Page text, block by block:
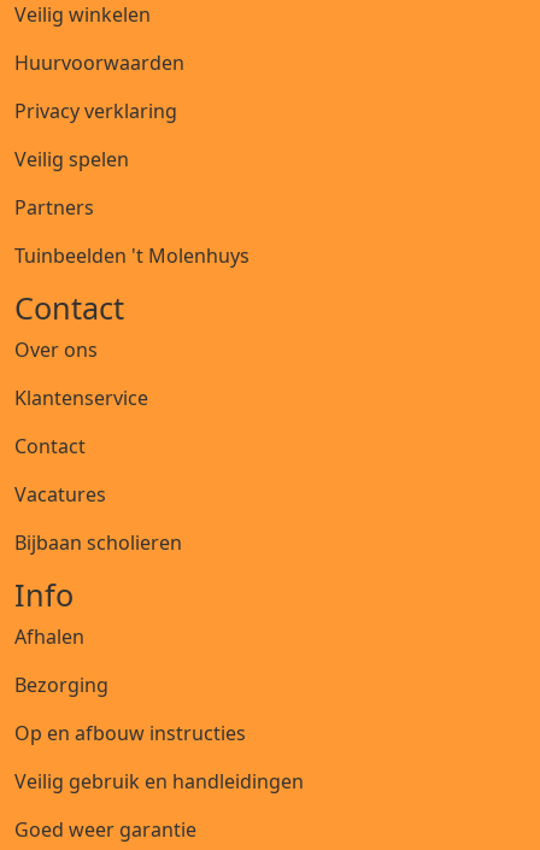
Veilig winkelen
Huurvoorwaarden
Privacy verklaring
Veilig spelen
Partners
Tuinbeelden 't Molenhuys
Contact
Over ons
Klantenservice
Contact
Vacatures
Bijbaan scholieren
Info
Afhalen
Bezorging
Op en afbouw instructies
Veilig gebruik en handleidingen
Goed weer garantie